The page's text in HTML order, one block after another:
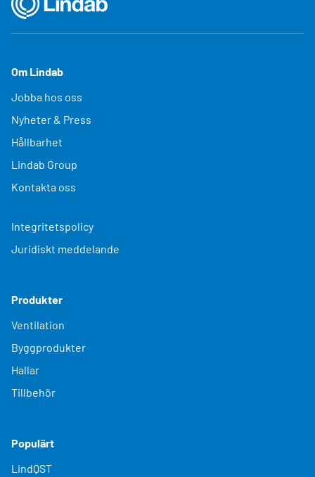
Om Lindab
Jobba hos oss
Nyheter & Press
Hållbarhet
Lindab Group
Kontakta oss
Integritetspolicy
Juridiskt meddelande
Produkter
Ventilation
Byggprodukter
Hallar
Tillbehör
Populärt
LindQST